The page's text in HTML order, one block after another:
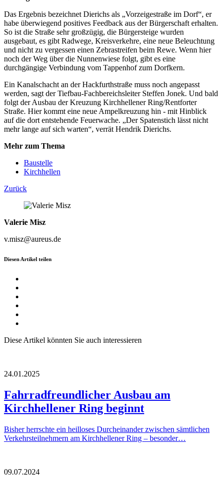
Das Ergebnis bezeichnet Dierichs als „Vorzeigestraße im Dorf“, er
habe überwiegend positives Feedback aus der Bürgerschaft erhalten.
So ist die Straße sehr großzügig, die Bürgersteige wurden
ausgebaut, es gibt Radwege, Kreisverkehre, eine neue Beleuchtung
und nicht zu vergessen einen Zebrastreifen beim Rewe. Wenn hier
noch der Weg über die Nunnenwiese folgt, gibt es eine
durchgängige Verbindung vom Tappenhof zum Dorfkern.
Ein Kanalschacht an der Hackfurthstraße muss noch angepasst
werden, sagt der Tiefbau-Fachbereichsleiter Steffen Jonek. Und bald
folgt der Ausbau der Kreuzung Kirchhellener Ring/Rentforter
Straße. Hier kommt eine neue Ampelkreuzung hin - mit Hinblick
auf die dort entstehende Feuerwache. „Der Spatenstich lässt nicht
mehr lange auf sich warten“, verrät Hendrik Dierichs.
Mehr zum Thema
Baustelle
Kirchhellen
Zurück
Valerie Misz
v.misz@aureus.de
Diesen Artikel teilen
Diese Artikel könnten Sie auch interessieren
24.01.2025
Fahrradfreundlicher Ausbau am
Kirchhellener Ring beginnt
Bisher herrschte ein heilloses Durcheinander zwischen sämtlichen
Verkehrsteilnehmern am Kirchhellener Ring – besonder…
09.07.2024